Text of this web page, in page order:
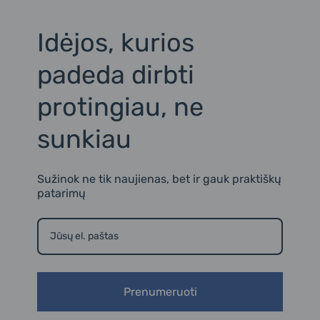
Idėjos, kurios
padeda dirbti
protingiau, ne
sunkiau
Sužinok ne tik naujienas, bet ir gauk praktiškų
patarimų
Prenumeruoti